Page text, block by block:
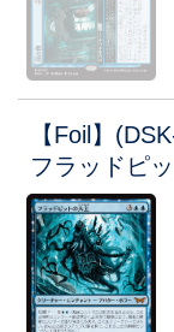
【Foil】
フラッドピ